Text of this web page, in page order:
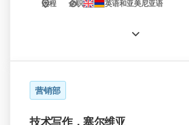
远程 全职 英语和亚美尼亚语
营销部
技术写作，塞尔维亚